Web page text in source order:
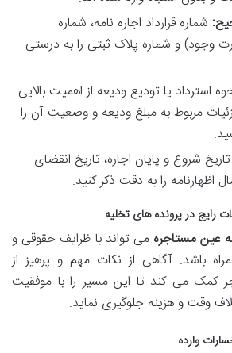
شماره قرارداد اجاره نامه، شماره
وجود) و شماره پلاک ثبتی را به درستی
استرداد یا تودیع ودیعه از اهمیت بالایی
مربوط به مبلغ ودیعه و وضعیت آن را
تاریخ شروع و پایان اجاره، تاریخ انقضای
اظهارنامه را به دقت ذکر کنید.
رایج در پرونده های تخلیه
عین مستاجره می تواند با ظرایف حقوقی و
باشد. آگاهی از نکات مهم و پرهیز از
کمک می کند تا این مسیر را با موفقیت
وقت و هزینه جلوگیری نماید.
وارده